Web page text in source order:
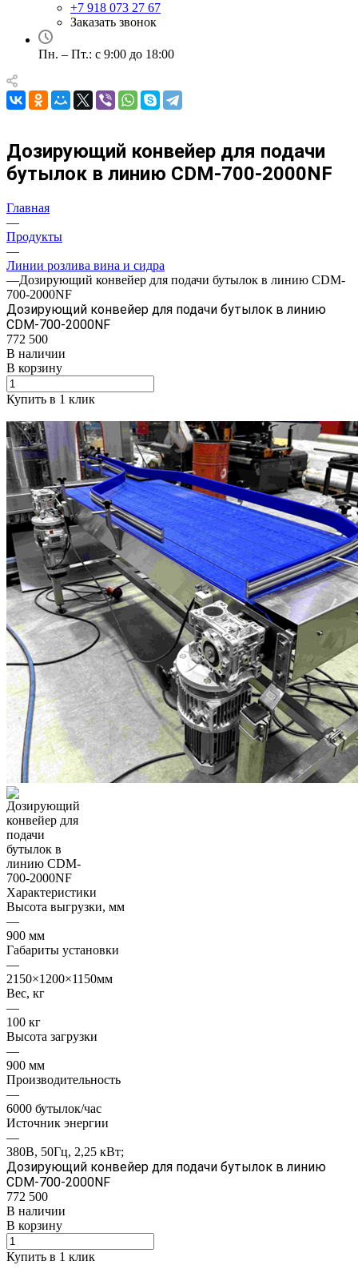
+7 918 073 27 67
Заказать звонок
Пн. – Пт.: с 9:00 до 18:00
Дозирующий конвейер для подачи
бутылок в линию СDM-700-2000NF
Главная
—
Продукты
—
Линии розлива вина и сидра
—Дозирующий конвейер для подачи бутылок в линию СDM-
700-2000NF
Дозирующий конвейер для подачи бутылок в линию
СDM-700-2000NF
772 500
В наличии
В корзину
Купить в 1 клик
Характеристики
Высота выгрузки, мм
—
900 мм
Габариты установки
—
2150×1200×1150мм
Вес, кг
—
100 кг
Высота загрузки
—
900 мм
Производительность
—
6000 бутылок/час
Источник энергии
—
380В, 50Гц, 2,25 кВт;
Дозирующий конвейер для подачи бутылок в линию
СDM-700-2000NF
772 500
В наличии
В корзину
Купить в 1 клик